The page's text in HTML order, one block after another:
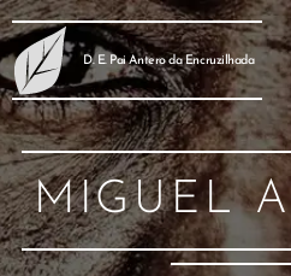
D. E. Pai Antero da Encruzilhada
MIGUEL